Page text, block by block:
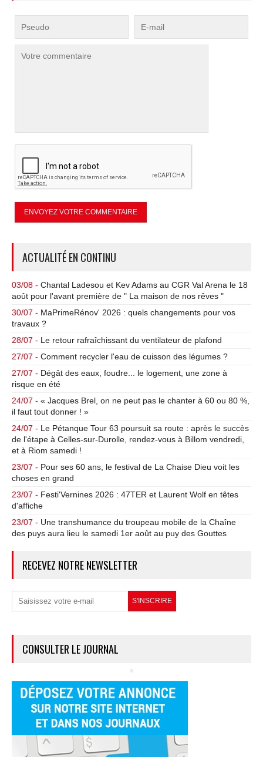
ACTUALITÉ EN CONTINU
03/08 - Chantal Ladesou et Kev Adams au CGR Val Arena le 18
août pour l'avant première de " La maison de nos rêves "
30/07 - MaPrimeRénov' 2026 : quels changements pour vos
travaux ?
28/07 - Le retour rafraîchissant du ventilateur de plafond
27/07 - Comment recycler l'eau de cuisson des légumes ?
27/07 - Dégât des eaux, foudre... le logement, une zone à
risque en été
24/07 - « Jacques Brel, on ne peut pas le chanter à 60 ou 80 %,
il faut tout donner ! »
24/07 - Le Pétanque Tour 63 poursuit sa route : après le succès
de l'étape à Celles-sur-Durolle, rendez-vous à Billom vendredi,
et à Riom samedi !
23/07 - Pour ses 60 ans, le festival de La Chaise Dieu voit les
choses en grand
23/07 - Festi'Vernines 2026 : 47TER et Laurent Wolf en têtes
d'affiche
23/07 - Une transhumance du troupeau mobile de la Chaîne
des puys aura lieu le samedi 1er août au puy des Gouttes
RECEVEZ NOTRE NEWSLETTER
CONSULTER LE JOURNAL